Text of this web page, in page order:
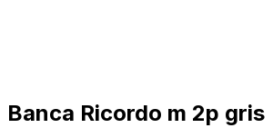
Banca Ricordo m 2p gris